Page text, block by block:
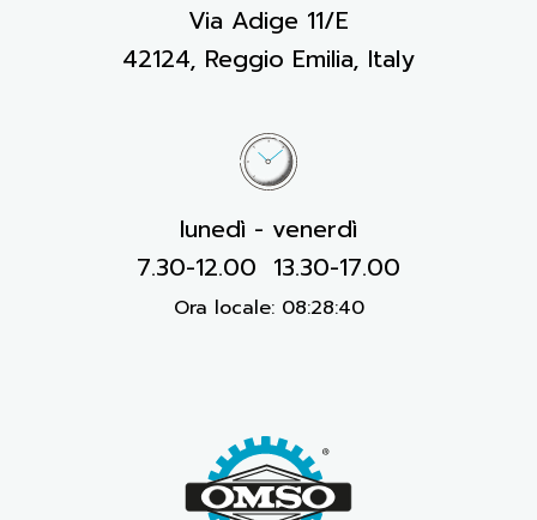
Via Adige 11/E
42124, Reggio Emilia, Italy
lunedì - venerdì
7.30-12.00 13.30-17.00
Ora locale:08:28:41